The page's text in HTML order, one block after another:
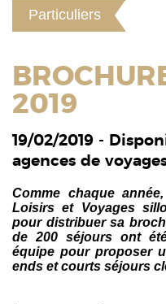
Particuliers
2019
19/02/2019 -
agences de
Comme chaque
Loisirs et Voyages
pour distribuer sa
de 200 séjours ont
équipe pour proposer
ends et courts séjours